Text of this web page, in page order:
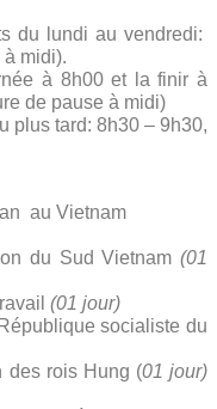
du lundi au vendredi:
midi).
à 8h00 et la finir à
de pause à midi)
plus tard: 8h30 – 9h30,
au Vietnam
du Sud Vietnam(01
(01 jour)
socialiste du
des rois Hung (01 jour)